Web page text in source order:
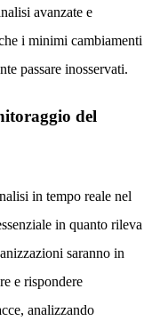
avanzate e
i minimi cambiamenti
passare inosservati.
del
in tempo reale nel
in quanto rileva
saranno in
e rispondere
analizzando